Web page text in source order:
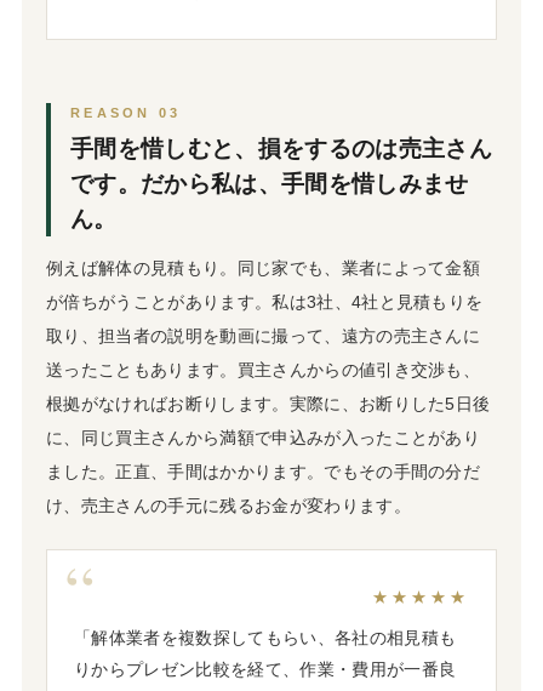
REASON 03
手間を惜しむと、損をするのは売主さん
です。だから私は、手間を惜しみませ
ん。
例えば解体の見積もり。同じ家でも、業者によって金額
が倍ちがうことがあります。私は3社、4社と見積もりを
取り、担当者の説明を動画に撮って、遠方の売主さんに
送ったこともあります。買主さんからの値引き交渉も、
根拠がなければお断りします。実際に、お断りした5日後
に、同じ買主さんから満額で申込みが入ったことがあり
ました。正直、手間はかかります。でもその手間の分だ
け、売主さんの手元に残るお金が変わります。
★★★★★
「解体業者を複数探してもらい、各社の相見積も
りからプレゼン比較を経て、作業・費用が一番良